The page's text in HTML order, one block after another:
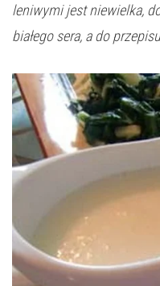
leniwymi jest niewielka,
białego sera, a do